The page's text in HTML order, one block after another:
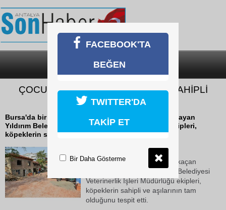
SON DAKİKA
ÇOCUĞA SALDIRAN KÖPEKLER SAHİPLİ
ÇIKTI
Bursa'da bir çocuğa saldırıp kaçan köpekleri yakalayan
Yıldırım Belediyesi Veterinerlik İşleri Müdürlüğü ekipleri,
köpeklerin sahipli ve aşılarının...
18 Ekim 2018 Perşembe 16:08
Bursa'da bir çocuğa saldırıp kaçan
köpekleri yakalayan Yıldırım Belediyesi
Veterinerlik İşleri Müdürlüğü ekipleri,
köpeklerin sahipli ve aşılarının tam
olduğunu tespit etti.
FACEBOOK'TA
BEĞEN
TWITTER'DA
TAKİP ET
Bir Daha Gösterme